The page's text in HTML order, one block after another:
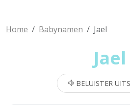
Home Babynamen Jael
Jael
BELUISTER